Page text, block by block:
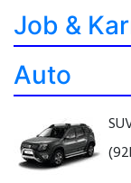
Job &
Auto